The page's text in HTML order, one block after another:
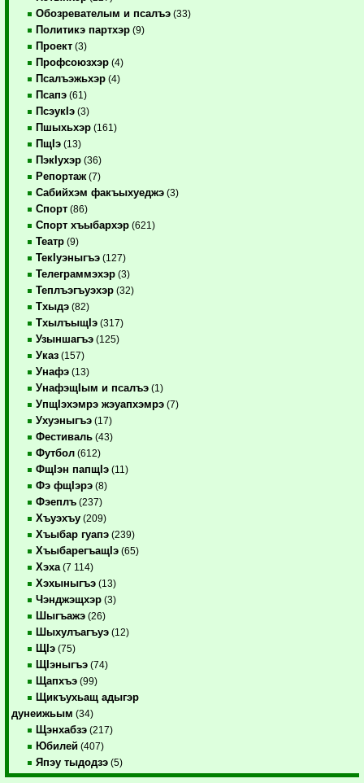
Обозревателым и псалъэ (33)
Политикэ партхэр (9)
Проект (3)
Профсоюзхэр (4)
Псалъэжьхэр (4)
Псапэ (61)
ПсэукIэ (3)
Пшыхьхэр (161)
ПщIэ (13)
ПэкIухэр (36)
Репортаж (7)
Сабийхэм факъыхуеджэ (3)
Спорт (86)
Спорт хъыбархэр (621)
Театр (9)
ТекIуэныгъэ (127)
Телеграммэхэр (3)
Теплъэгъуэхэр (32)
Тхыдэ (82)
ТхылъыщIэ (317)
Узыншагъэ (125)
Указ (157)
Унафэ (13)
УнафэщIым и псалъэ (1)
УпщIэхэмрэ жэуапхэмрэ (7)
Ухуэныгъэ (17)
Фестиваль (43)
Футбол (612)
ФщIэн папщIэ (11)
Фэ фщIэрэ (8)
Фэеплъ (237)
Хъуэхъу (209)
Хъыбар гуапэ (239)
ХъыбарегъащIэ (65)
Хэха (7 114)
Хэхыныгъэ (13)
Чэнджэщхэр (3)
Шыгъажэ (26)
Шыхулъагъуэ (12)
ЩIэ (75)
ЩIэныгъэ (74)
Щапхъэ (99)
Щикъухьащ адыгэр
дунеижьым (34)
Щэнхабзэ (217)
Юбилей (407)
Япэу тыдодзэ (5)